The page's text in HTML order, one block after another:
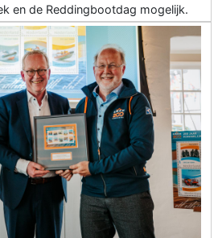
en de Reddingbootdag mogelijk.